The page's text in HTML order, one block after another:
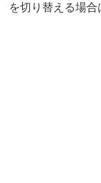
を切り替える場合